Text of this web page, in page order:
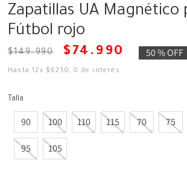
Zapatillas UA Magnético
Fútbol rojo
$149.990 $ 74 . 990 50 %OFF
Hasta12 x $ 6250 ,0 de interés
Talla
90 100 110 115 70 75
95 105